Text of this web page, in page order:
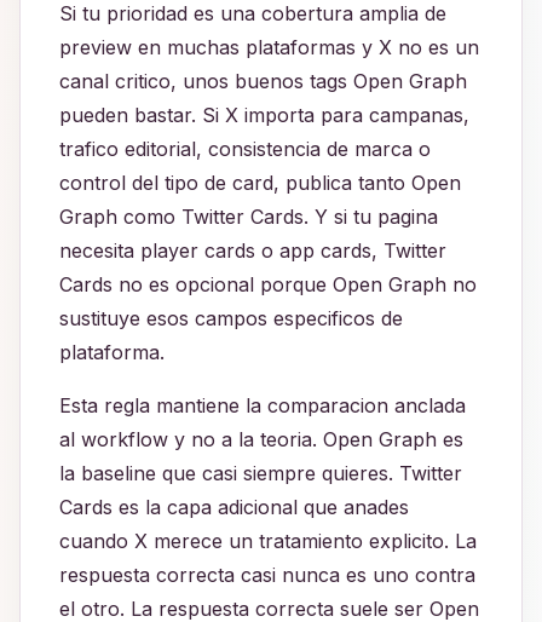
Si tu prioridad es una cobertura amplia de
preview en muchas plataformas y X no es un
canal critico, unos buenos tags Open Graph
pueden bastar. Si X importa para campanas,
trafico editorial, consistencia de marca o
control del tipo de card, publica tanto Open
Graph como Twitter Cards. Y si tu pagina
necesita player cards o app cards, Twitter
Cards no es opcional porque Open Graph no
sustituye esos campos especificos de
plataforma.
Esta regla mantiene la comparacion anclada
al workflow y no a la teoria. Open Graph es
la baseline que casi siempre quieres. Twitter
Cards es la capa adicional que anades
cuando X merece un tratamiento explicito. La
respuesta correcta casi nunca es uno contra
el otro. La respuesta correcta suele ser Open